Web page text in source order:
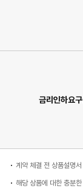
금리인하요
계약 체결 전 상품설명
해당 상품에 대한 충분